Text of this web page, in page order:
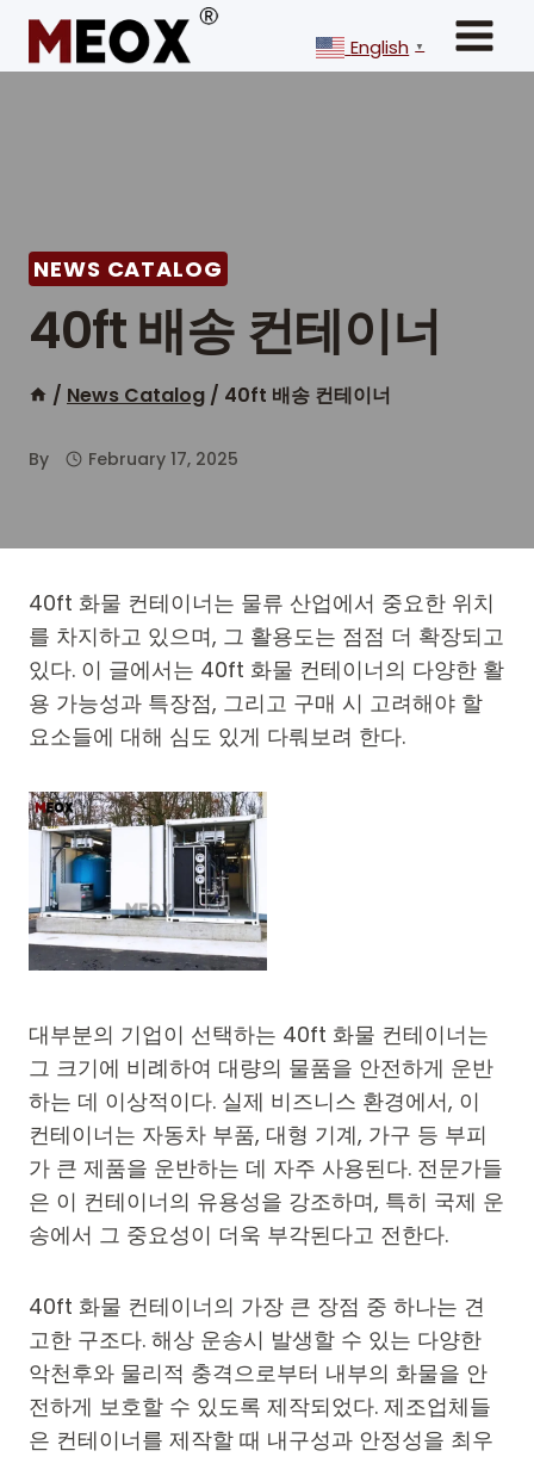
Skip
content
English ▼
NEWS CATALOG
40ft 배송 컨테이너
/ News Catalog / 40ft 배송 컨테이너
By February 17, 2025
40ft 화물 컨테이너는 물류 산업에서 중요한 위치
를 차지하고 있으며, 그 활용도는 점점 더 확장되고
있다. 이 글에서는 40ft 화물 컨테이너의 다양한 활
용 가능성과 특장점, 그리고 구매 시 고려해야 할
요소들에 대해 심도 있게 다뤄보려 한다.
대부분의 기업이 선택하는 40ft 화물 컨테이너는
그 크기에 비례하여 대량의 물품을 안전하게 운반
하는 데 이상적이다. 실제 비즈니스 환경에서, 이
컨테이너는 자동차 부품, 대형 기계, 가구 등 부피
가 큰 제품을 운반하는 데 자주 사용된다. 전문가들
은 이 컨테이너의 유용성을 강조하며, 특히 국제 운
송에서 그 중요성이 더욱 부각된다고 전한다.
40ft 화물 컨테이너의 가장 큰 장점 중 하나는 견
고한 구조다. 해상 운송시 발생할 수 있는 다양한
악천후와 물리적 충격으로부터 내부의 화물을 안
전하게 보호할 수 있도록 제작되었다. 제조업체들
은 컨테이너를 제작할 때 내구성과 안정성을 최우